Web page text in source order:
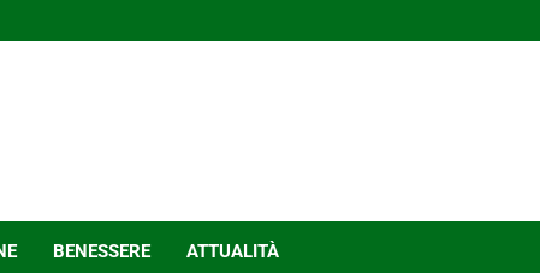
BENESSERE ATTUALITÀ